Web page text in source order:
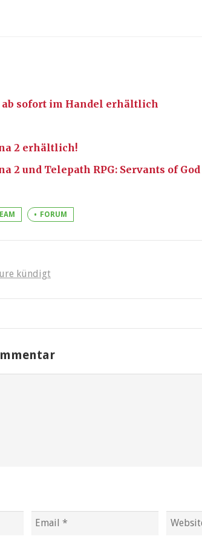
ab sofort im Handel erhältlich
2 erhältlich!
2 und Telepath RPG: Servants of
FORUM
kündigt